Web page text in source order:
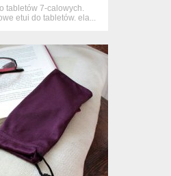
tabletów 7-calowych.
etui do tabletów. ela...